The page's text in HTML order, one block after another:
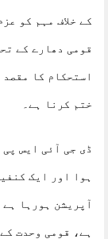
کے خلاف مہم کو
قومی دھارے کے
استحکام کا
ختم کرنا ہے۔
ڈی جی آئی ایس پی
ہوا اور ایک
آپریشن ہورہا ہے
ہے، قومی وحدت